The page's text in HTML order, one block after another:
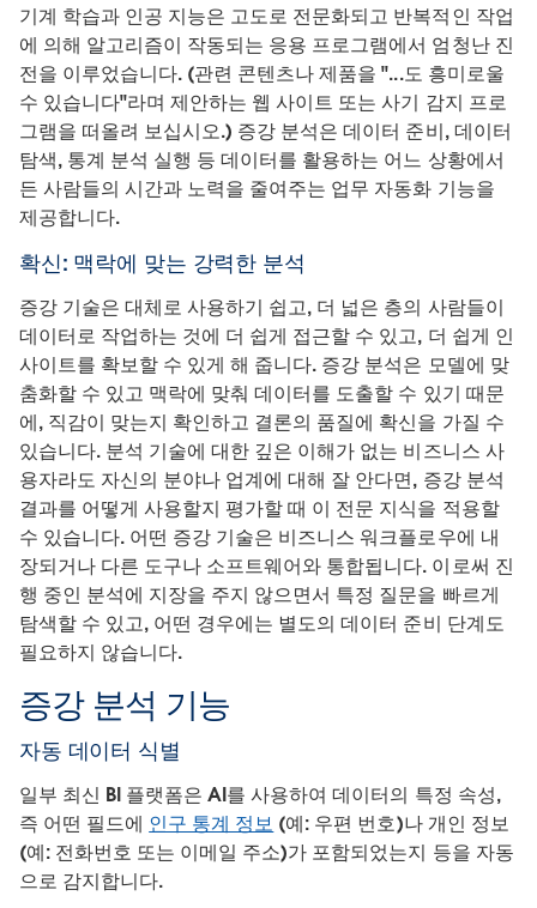
기계 학습과 인공 지능은 고도로 전문화되고 반복적인 작업
에 의해 알고리즘이 작동되는 응용 프로그램에서 엄청난 진
전을 이루었습니다. (관련 콘텐츠나 제품을 "...도 흥미로울
수 있습니다"라며 제안하는 웹 사이트 또는 사기 감지 프로
그램을 떠올려 보십시오.) 증강 분석은 데이터 준비, 데이터
탐색, 통계 분석 실행 등 데이터를 활용하는 어느 상황에서
든 사람들의 시간과 노력을 줄여주는 업무 자동화 기능을
제공합니다.
확신: 맥락에 맞는 강력한 분석
증강 기술은 대체로 사용하기 쉽고, 더 넓은 층의 사람들이
데이터로 작업하는 것에 더 쉽게 접근할 수 있고, 더 쉽게 인
사이트를 확보할 수 있게 해 줍니다. 증강 분석은 모델에 맞
춤화할 수 있고 맥락에 맞춰 데이터를 도출할 수 있기 때문
에, 직감이 맞는지 확인하고 결론의 품질에 확신을 가질 수
있습니다. 분석 기술에 대한 깊은 이해가 없는 비즈니스 사
용자라도 자신의 분야나 업계에 대해 잘 안다면, 증강 분석
결과를 어떻게 사용할지 평가할 때 이 전문 지식을 적용할
수 있습니다. 어떤 증강 기술은 비즈니스 워크플로우에 내
장되거나 다른 도구나 소프트웨어와 통합됩니다. 이로써 진
행 중인 분석에 지장을 주지 않으면서 특정 질문을 빠르게
탐색할 수 있고, 어떤 경우에는 별도의 데이터 준비 단계도
필요하지 않습니다.
증강 분석 기능
자동 데이터 식별
일부 최신 BI 플랫폼은 AI를 사용하여 데이터의 특정 속성,
즉 어떤 필드에 인구 통계 정보 (예: 우편 번호)나 개인 정보
(예: 전화번호 또는 이메일 주소)가 포함되었는지 등을 자동
으로 감지합니다.